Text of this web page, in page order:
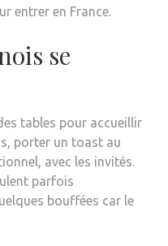
entrer en France.
se
tables pour accueillir
porter un toast au
avec les invités.
parfois
bouffées car le